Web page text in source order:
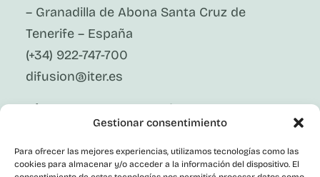
Gestionar consentimiento
Para ofrecer las mejores experiencias, utilizamos tecnologías como las
cookies para almacenar y/o acceder a la información del dispositivo. El
– Granadilla de Abona Santa Cruz de
Tenerife – España
(+34) 922-747-700
difusion@iter.es
Síguenos En Redes Sociales
X
Instagram